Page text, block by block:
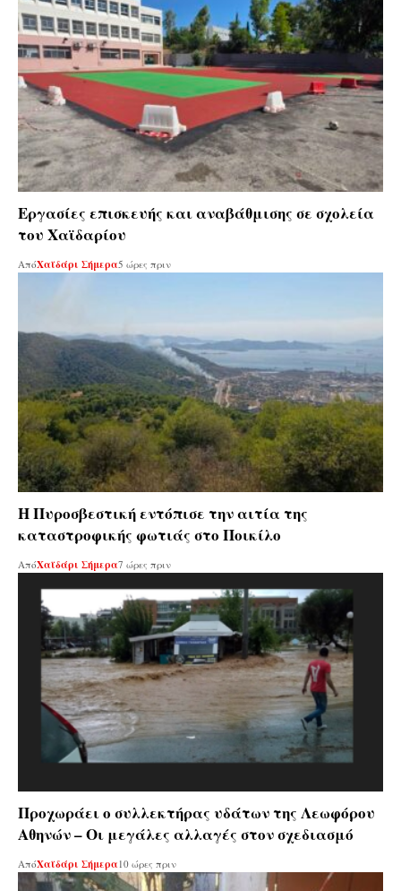
Εργασίες επισκευής και αναβάθμισης σε σχολεία
του Χαϊδαρίου
ΑπόΧαϊδάρι Σήμερα5 ώρες πριν
Η Πυροσβεστική εντόπισε την αιτία της
καταστροφικής φωτιάς στο Ποικίλο
ΑπόΧαϊδάρι Σήμερα7 ώρες πριν
Προχωράει ο συλλεκτήρας υδάτων της Λεωφόρου
Αθηνών – Οι μεγάλες αλλαγές στον σχεδιασμό
ΑπόΧαϊδάρι Σήμερα10 ώρες πριν